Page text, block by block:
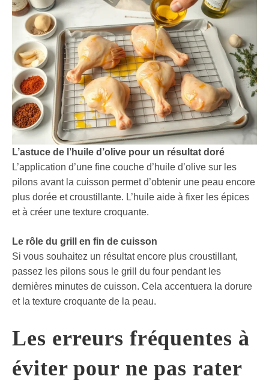
L’astuce de l’huile d’olive pour un résultat doré
L’application d’une fine couche d’huile d’olive sur les
pilons avant la cuisson permet d’obtenir une peau encore
plus dorée et croustillante. L’huile aide à fixer les épices
et à créer une texture croquante.
Le rôle du grill en fin de cuisson
Si vous souhaitez un résultat encore plus croustillant,
passez les pilons sous le grill du four pendant les
dernières minutes de cuisson. Cela accentuera la dorure
et la texture croquante de la peau.
Les erreurs fréquentes à
éviter pour ne pas rater